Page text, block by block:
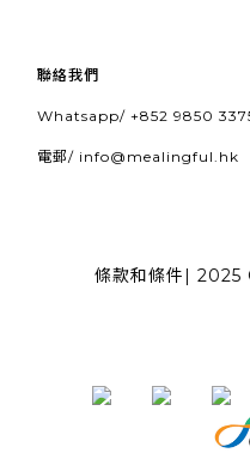
聯絡我們
Whatsapp/ +852 9850
電郵/ info@mealingful.hk
條款和條件|